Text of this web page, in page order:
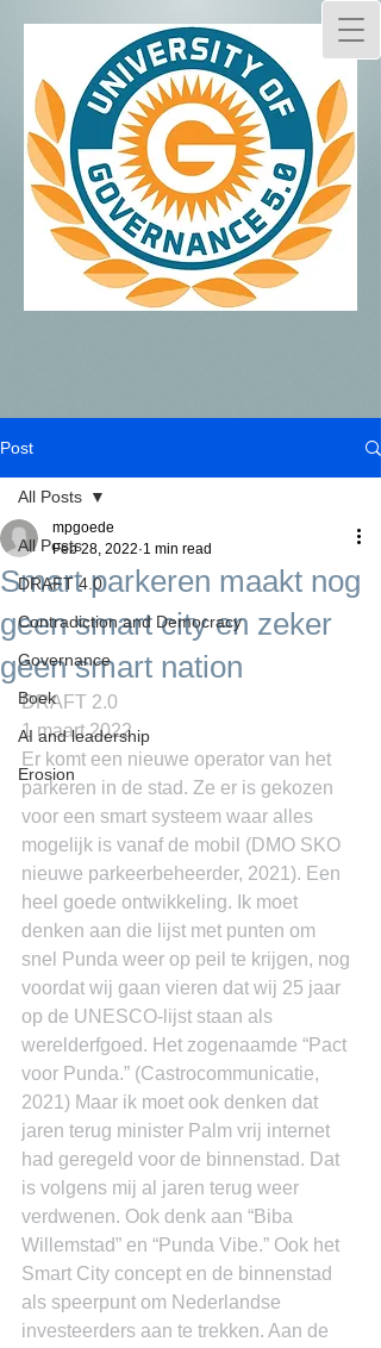
Post
All Posts
DRAFT 4.0
Contradiction and Democracy
Governance
Boek
AI and leadership
Erosion
All Posts
Smart parkeren maakt nog
geen smart city en zeker
geen smart nation
mpgoede
Feb 28, 2022 1 min read
DRAFT 2.0
1 maart 2022
Er komt een nieuwe operator van het
parkeren in de stad. Ze er is gekozen
voor een smart systeem waar alles
mogelijk is vanaf de mobil (DMO SKO
nieuwe parkeerbeheerder, 2021). Een
heel goede ontwikkeling. Ik moet
denken aan die lijst met punten om
snel Punda weer op peil te krijgen, nog
voordat wij gaan vieren dat wij 25 jaar
op de UNESCO-lijst staan als
werelderfgoed. Het zogenaamde “Pact
voor Punda.” (Castrocommunicatie,
2021) Maar ik moet ook denken dat
jaren terug minister Palm vrij internet
had geregeld voor de binnenstad. Dat
is volgens mij al jaren terug weer
verdwenen. Ook denk aan “Biba
Willemstad” en “Punda Vibe.” Ook het
Smart City concept en de binnenstad
als speerpunt om Nederlandse
investeerders aan te trekken. Aan de